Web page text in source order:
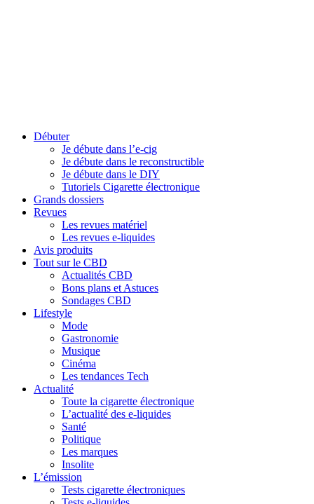
Débuter
Je débute dans l’e-cig
Je débute dans le reconstructible
Je débute dans le DIY
Tutoriels Cigarette électronique
Grands dossiers
Revues
Les revues matériel
Les revues e-liquides
Avis produits
Tout sur le CBD
Actualités CBD
Bons plans et Astuces
Sondages CBD
Lifestyle
Mode
Gastronomie
Musique
Cinéma
Les tendances Tech
Actualité
Toute la cigarette électronique
L’actualité des e-liquides
Santé
Politique
Les marques
Insolite
L’émission
Tests cigarette électroniques